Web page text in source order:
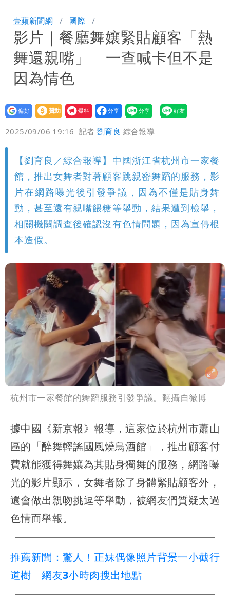
黨墮落還不准人說
13子女擠10坪屋 媽傳返家：我很愛孩
子...請還我們平靜
氣象女神累了？白海豚報成「白沙屯」
本尊：懊惱到現在
陳時中選前夜「淋雨道歉」 王必勝認：
已知輸了…無奈又不平
大爆發！3颱風+1熱帶低壓 專家逐一分
析對台影響
方志友、楊銘威真的離婚了！全聲明曝光
「無法再做情人」
壹蘋新聞網 國際
影片｜餐廳舞孃緊貼顧客「熱
舞還親嘴」 一查喊卡但不是
因為情色
設為
贊助
我要
爆料
2025/09/06 19:16 記者劉育良 綜合報導
【劉育良／綜合報導】中國浙江省杭州市一家餐
館，推出女舞者對著顧客跳親密舞蹈的服務，影
片在網路曝光後引發爭議，因為不僅是貼身舞
動，甚至還有親嘴餵糖等舉動，結果遭到檢舉，
相關機關調查後確認沒有色情問題，因為宣傳根
本造假。
杭州市一家餐館的舞蹈服務引發爭議。翻攝自微博
據中國《新京報》報導，這家位於杭州市蕭山
區的「醉舞輕謠國風燒鳥酒館」，推出顧客付
費就能獲得舞孃為其貼身獨舞的服務，網路曝
光的影片顯示，女舞者除了身體緊貼顧客外，
還會做出親吻挑逗等舉動，被網友們質疑太過
色情而舉報。
推薦新聞：驚人！正妹偶像照片背景一小截行
道樹 網友3小時肉搜出地點